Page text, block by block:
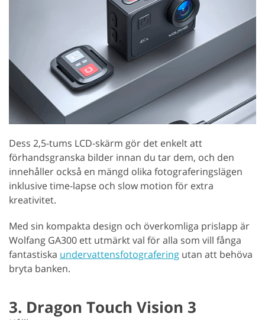
Dess 2,5-tums LCD-skärm gör det enkelt att
förhandsgranska bilder innan du tar dem, och den
innehåller också en mängd olika fotograferingslägen
inklusive time-lapse och slow motion för extra
kreativitet.
Med sin kompakta design och överkomliga prislapp är
Wolfang GA300 ett utmärkt val för alla som vill fånga
fantastiska undervattensfotografering utan att behöva
bryta banken.
3. Dragon Touch Vision 3